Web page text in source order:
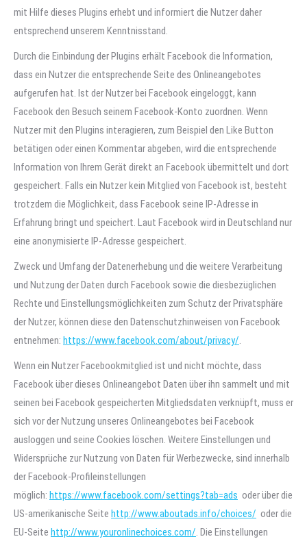
mit Hilfe dieses Plugins erhebt und informiert die Nutzer daher
entsprechend unserem Kenntnisstand.
Durch die Einbindung der Plugins erhält Facebook die Information,
dass ein Nutzer die entsprechende Seite des Onlineangebotes
aufgerufen hat. Ist der Nutzer bei Facebook eingeloggt, kann
Facebook den Besuch seinem Facebook-Konto zuordnen. Wenn
Nutzer mit den Plugins interagieren, zum Beispiel den Like Button
betätigen oder einen Kommentar abgeben, wird die entsprechende
Information von Ihrem Gerät direkt an Facebook übermittelt und dort
gespeichert. Falls ein Nutzer kein Mitglied von Facebook ist, besteht
trotzdem die Möglichkeit, dass Facebook seine IP-Adresse in
Erfahrung bringt und speichert. Laut Facebook wird in Deutschland nur
eine anonymisierte IP-Adresse gespeichert.
Zweck und Umfang der Datenerhebung und die weitere Verarbeitung
und Nutzung der Daten durch Facebook sowie die diesbezüglichen
Rechte und Einstellungsmöglichkeiten zum Schutz der Privatsphäre
der Nutzer, können diese den Datenschutzhinweisen von Facebook
entnehmen: https://www.facebook.com/about/privacy/.
Wenn ein Nutzer Facebookmitglied ist und nicht möchte, dass
Facebook über dieses Onlineangebot Daten über ihn sammelt und mit
seinen bei Facebook gespeicherten Mitgliedsdaten verknüpft, muss er
sich vor der Nutzung unseres Onlineangebotes bei Facebook
ausloggen und seine Cookies löschen. Weitere Einstellungen und
Widersprüche zur Nutzung von Daten für Werbezwecke, sind innerhalb
der Facebook-Profileinstellungen
möglich: https://www.facebook.com/settings?tab=ads oder über die
US-amerikanische Seite http://www.aboutads.info/choices/ oder die
EU-Seite http://www.youronlinechoices.com/. Die Einstellungen